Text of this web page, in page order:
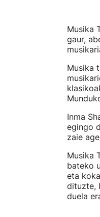
Musika
gaur,
Musika
Inma
egingo
zaie
Musika
bateko
eta
dituzte,
duela